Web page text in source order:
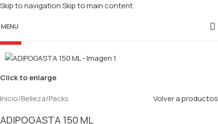
Skip to navigationSkip to main content
MENU
HOT
Click to enlarge
Inicio/Belleza/Packs Volver a productos
ADIPOGASTA 150 ML